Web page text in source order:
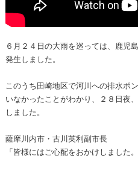
６月２４日の大雨を巡っては、鹿児
発生しました。
このうち田崎地区で河川への排水ポ
いなかったことがわかり、２８日夜
しました。
薩摩川内市・古川英利副市長
「皆様にはご心配をおかけしました